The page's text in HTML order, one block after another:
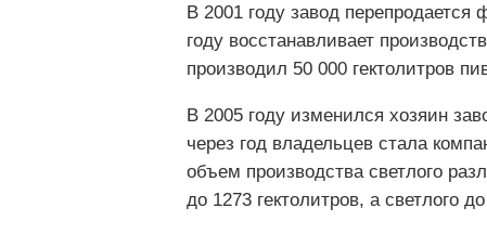
В 2001 году завод
году восстанавливает
производил 50 000 гектолитров
В 2005 году изменился хозяин
через год владельцев стала
объем производства светлого
до 1273 гектолитров, а светлого